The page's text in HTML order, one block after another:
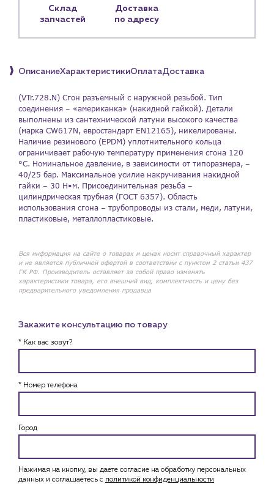
Пн – пт: 9:00 – 18:00
sales@profpotok.ru
Склад
запчастей
Доставка
по адресу
ОписаниеХарактеристикиОплатаДоставка
(VTr.728.N) Сгон разъемный с наружной резьбой. Тип
соединения – «американка» (накидной гайкой). Детали
выполнены из сантехнической латуни высокого качества
(марка CW617N, евростандарт EN12165), никелированы.
Наличие резинового (EPDM) уплотнительного кольца
ограничивает рабочую температуру применения сгона 120
°C. Номинальное давление, в зависимости от типоразмера, –
40/25 бар. Максимальное усилие накручивания накидной
гайки – 30 H•м. Присоединительная резьба –
цилиндрическая трубная (ГОСТ 6357). Область
использования сгона – трубопроводы из стали, меди, латуни,
пластиковые, металлопластиковые.
Вся информация на сайте о товарах и ценах носит справочный характер
и не является публичной офертой в соответствии с пунктом 2 статьи 437
ГК РФ. Производитель оставляет за собой право изменять
характеристики товара, его внешний вид, комплектность и цену без
предварительного уведомления продавца
Закажите консультацию по товару
* Как вас зовут?
* Номер телефона
Город
Нажимая на кнопку, вы даете согласие на обработку персональных
данных и соглашаетесь c политикой конфиденциальности